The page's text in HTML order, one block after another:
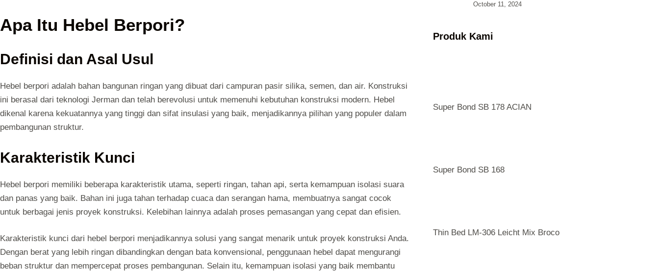
Apa Itu Hebel Berpori?
Definisi dan Asal Usul
Hebel berpori adalah bahan bangunan ringan yang dibuat dari campuran pasir silika, semen, dan air. Konstruksi
ini berasal dari teknologi Jerman dan telah berevolusi untuk memenuhi kebutuhan konstruksi modern. Hebel
dikenal karena kekuatannya yang tinggi dan sifat insulasi yang baik, menjadikannya pilihan yang populer dalam
pembangunan struktur.
Karakteristik Kunci
Hebel berpori memiliki beberapa karakteristik utama, seperti ringan, tahan api, serta kemampuan isolasi suara
dan panas yang baik. Bahan ini juga tahan terhadap cuaca dan serangan hama, membuatnya sangat cocok
untuk berbagai jenis proyek konstruksi. Kelebihan lainnya adalah proses pemasangan yang cepat dan efisien.
Karakteristik kunci dari hebel berpori menjadikannya solusi yang sangat menarik untuk proyek konstruksi Anda.
Dengan berat yang lebih ringan dibandingkan dengan bata konvensional, penggunaan hebel dapat mengurangi
beban struktur dan mempercepat proses pembangunan. Selain itu, kemampuan isolasi yang baik membantu
October 11, 2024
Produk Kami
Super Bond SB 178 ACIAN
Super Bond SB 168
Thin Bed LM-306 Leicht Mix Broco